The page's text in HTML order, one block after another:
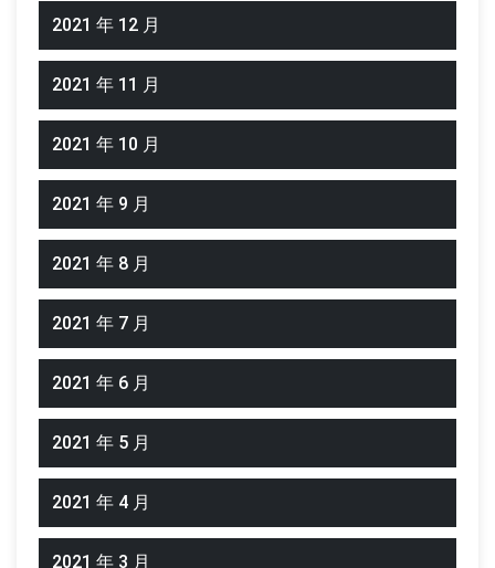
2021 年 12 月
2021 年 11 月
2021 年 10 月
2021 年 9 月
2021 年 8 月
2021 年 7 月
2021 年 6 月
2021 年 5 月
2021 年 4 月
2021 年 3 月